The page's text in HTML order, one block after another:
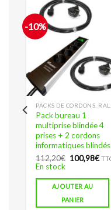
-10%
Pack bureau 1
multiprise blindée 4
prises + 2 cordons
informatiques blindés
112,20€ Le
était :
112,20€.
100,98€Le
est :
En stock
AJOUTER AU
PANIER